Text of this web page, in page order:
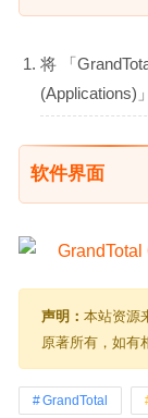
将 「
(Applications)
软件界面
声明： 本站资源
原著所有，如有
GrandTotal